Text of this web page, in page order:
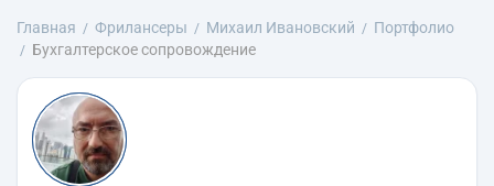
Главная Фрилансеры Михаил Ивановский
Портфолио
Бухгалтерское сопровождение